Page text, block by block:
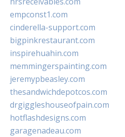
empconst1.com
cinderella-support.com
bigpinkrestaurant.com
inspirehuahin.com
memmingerspainting.com
jeremypbeasley.com
thesandwichdepotcos.com
drgiggleshouseofpain.com
hotflashdesigns.com
garagenadeau.com